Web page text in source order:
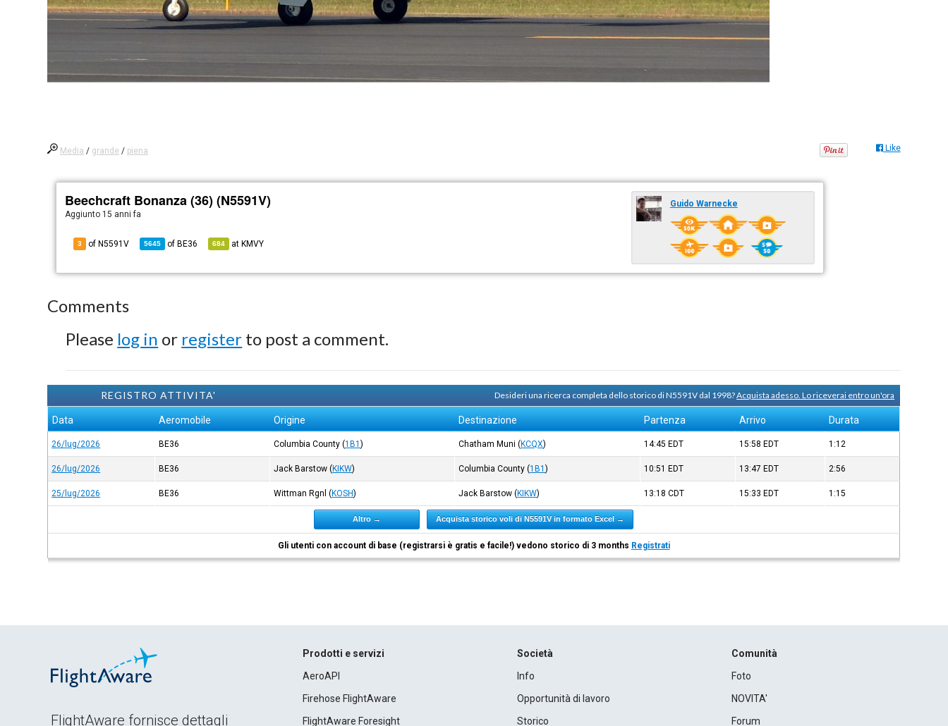
Media / grande / piena Like
Beechcraft Bonanza (36) (N5591V)
Aggiunto 15 anni fa
3 of N5591V 5645 of BE36 684 at KMVY
Guido Warnecke
Comments
Please log in or register to post a comment.
REGISTRO ATTIVITA' Desideri una ricerca completa dello storico di N5591V dal 1998?Acquista adesso. Lo riceverai entro un'ora
Data Aeromobile Origine Destinazione Partenza Arrivo Durata
26/lug/2026 BE36 Columbia County (1B1) Chatham Muni (KCQX) 14:45 EDT 15:58 EDT 1:12
26/lug/2026 BE36 Jack Barstow (KIKW) Columbia County (1B1) 10:51 EDT 13:47 EDT 2:56
25/lug/2026 BE36 Wittman Rgnl (KOSH) Jack Barstow (KIKW) 13:18CDT 15:33 EDT 1:15
Altro → Acquista storico voli di N5591V in formato Excel →
Gli utenti con account di base (registrarsi è gratis e facile!) vedono storico di 3 months Registrati
FlightAware fornisce dettagli
Prodotti e servizi
AeroAPI
Firehose FlightAware
FlightAware Foresight
Società
Info
Opportunità di lavoro
Storico
Comunità
Foto
NOVITA'
Forum